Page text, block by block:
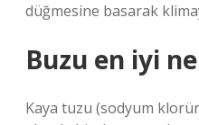
düğmesine basarak
Buzu en iyi
Kaya tuzu (sodyum